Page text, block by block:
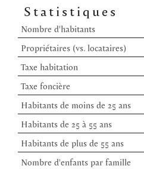
Statistiques
Nombre d'habitants
Propriétaires (vs. locataires)
Taxe habitation
Taxe foncière
Habitants de moins de 25 ans
Habitants de 25 à 55 ans
Habitants de plus de 55 ans
Nombre d'enfants par famille